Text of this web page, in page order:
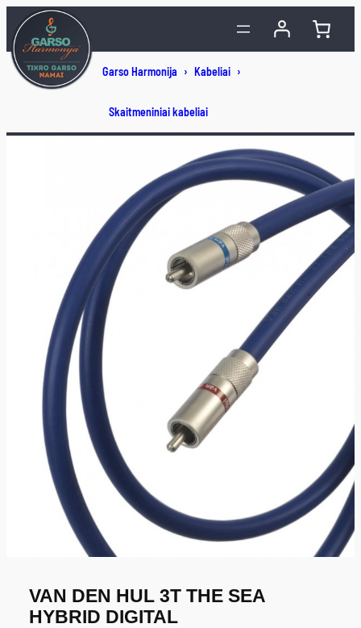
prie
turinio
VAN DEN HUL 3T THE SEA
HYBRID DIGITAL